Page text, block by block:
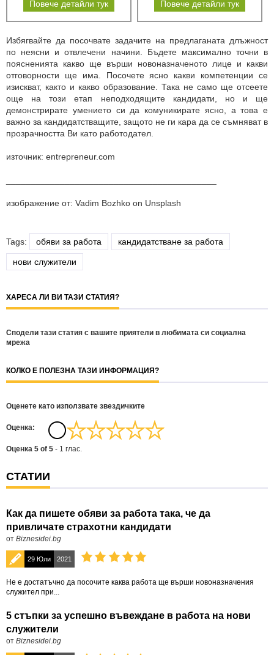
Повече детайли тук Повече детайли тук
Избягвайте да посочвате задачите на предлаганата длъжност
по неясни и отвлечени начини. Бъдете максимално точни в
поясненията какво ще върши новоназначеното лице и какви
отговорности ще има. Посочете ясно какви компетенции се
изискват, както и какво образование. Така не само ще отсеете
още на този етап неподходящите кандидати, но и ще
демонстрирате умението си да комуникирате ясно, а това е
важно за кандидатстващите, защото не ги кара да се съмняват в
прозрачността Ви като работодател.
източник: entrepreneur.com
изображение от: Vadim Bozhko on Unsplash
Tags: обяви за работа кандидатстване за работа
нови служители
ХАРЕСА ЛИ ВИ ТАЗИ СТАТИЯ?
Сподели тази статия с вашите приятели в любимата си социална
мрежа
КОЛКО Е ПОЛЕЗНА ТАЗИ ИНФОРМАЦИЯ?
Оценете като използвате звездичките
Oценка:
Оценка 5 of 5 - 1 глас.
СТАТИИ
Как да пишете обяви за работа така, че да
привличате страхотни кандидати
от Biznesidei.bg
29 Юли 2021
Не е достатъчно да посочите каква работа ще върши новоназначения
служител при...
5 стъпки за успешно въвеждане в работа на нови
служители
от Biznesidei.bg